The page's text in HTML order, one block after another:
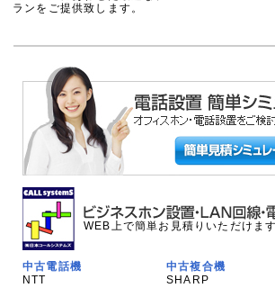
ランをご提供致します。
WEB上で簡単お見積りいただけま
中古電話機
NTT
中古複合機
SHARP